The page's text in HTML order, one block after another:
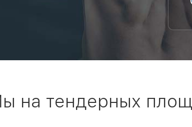
на тендерных